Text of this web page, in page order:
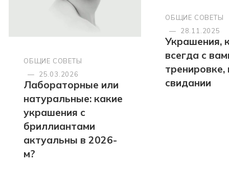
ОБЩИЕ СОВЕТЫ
—
25.03.2026
Лабораторные или
натуральные: какие
украшения с
бриллиантами
актуальны в 2026-
м?
ОБЩИЕ СОВЕТЫ
—
28.11.2025
Украшения,
всегда с
тренировке,
свидании